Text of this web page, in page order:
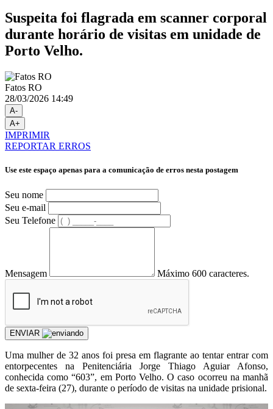
Suspeita foi flagrada em scanner corporal
durante horário de visitas em unidade de
Porto Velho.
Fatos RO
28/03/2026 14:49
A-
A+
IMPRIMIR
REPORTAR ERROS
Use este espaço apenas para a comunicação de erros nesta postagem
Seu nome
Seu e-mail
Seu Telefone
Mensagem Máximo 600 caracteres.
ENVIAR
Uma mulher de 32 anos foi presa em flagrante ao tentar entrar com
entorpecentes na Penitenciária Jorge Thiago Aguiar Afonso,
conhecida como “603”, em Porto Velho. O caso ocorreu na manhã
de sexta-feira (27), durante o período de visitas na unidade prisional.